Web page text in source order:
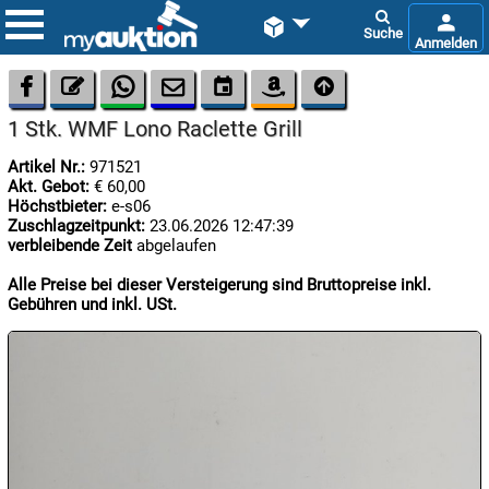
 
06.08:
      
1 Stk. WMF Lono Raclette Grill
Artikel Nr.: 971521
Akt. Gebot: € 60,00
Höchstbieter: e-s06
Zuschlagzeitpunkt: 23.06.2026 12:47:39
verbleibende Zeit abgelaufen
Alle Preise bei dieser Versteigerung sind Bruttopreise inkl.
Gebühren und inkl. USt.